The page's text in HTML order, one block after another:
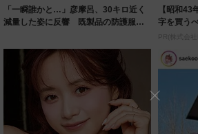
「一瞬誰かと…」彦摩呂、30キロ近く
減量した姿に反響 既製品の防護服が
【昭和43
字を買う
致」する方
PR(株式会社